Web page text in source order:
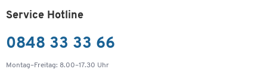
Service Hotline
0848 33 33 66
Montag–Freitag: 8.00–17.30 Uhr